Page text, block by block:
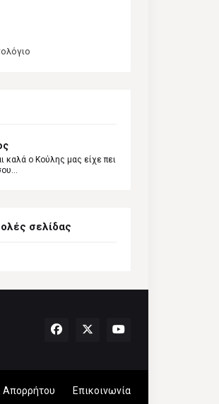
καλά ο Κούλης μας είχε πει
σελίδας
Απορρήτου Επικοινωνία